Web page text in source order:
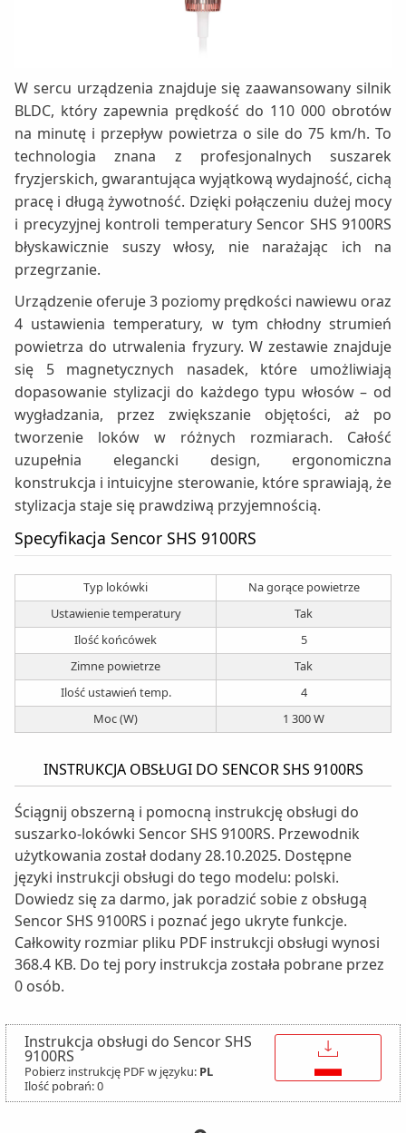
W sercu urządzenia znajduje się zaawansowany silnik
BLDC, który zapewnia prędkość do 110 000 obrotów
na minutę i przepływ powietrza o sile do 75 km/h. To
technologia znana z profesjonalnych suszarek
fryzjerskich, gwarantująca wyjątkową wydajność, cichą
pracę i długą żywotność. Dzięki połączeniu dużej mocy
i precyzyjnej kontroli temperatury Sencor SHS 9100RS
błyskawicznie suszy włosy, nie narażając ich na
przegrzanie.
Urządzenie oferuje 3 poziomy prędkości nawiewu oraz
4 ustawienia temperatury, w tym chłodny strumień
powietrza do utrwalenia fryzury. W zestawie znajduje
się 5 magnetycznych nasadek, które umożliwiają
dopasowanie stylizacji do każdego typu włosów – od
wygładzania, przez zwiększanie objętości, aż po
tworzenie loków w różnych rozmiarach. Całość
uzupełnia elegancki design, ergonomiczna
konstrukcja i intuicyjne sterowanie, które sprawiają, że
stylizacja staje się prawdziwą przyjemnością.
Specyfikacja Sencor SHS 9100RS
Typ lokówki
Na gorące powietrze
Ustawienie temperatury
Tak
Ilość końcówek
5
Zimne powietrze
Tak
Ilość ustawień temp.
4
Moc (W)
1 300 W
INSTRUKCJA OBSŁUGI DO SENCOR SHS 9100RS
Ściągnij obszerną i pomocną instrukcję obsługi do
suszarko-lokówki Sencor SHS 9100RS. Przewodnik
użytkowania został dodany 28.10.2025. Dostępne
języki instrukcji obsługi do tego modelu: polski.
Dowiedz się za darmo, jak poradzić sobie z obsługą
Sencor SHS 9100RS i poznać jego ukryte funkcje.
Całkowity rozmiar pliku PDF instrukcji obsługi wynosi
368.4 KB. Do tej pory instrukcja została pobrane przez
0 osób.
Instrukcja obsługi do Sencor SHS
9100RS
Pobierz instrukcję PDF w języku: PL
Ilość pobrań: 0
↓